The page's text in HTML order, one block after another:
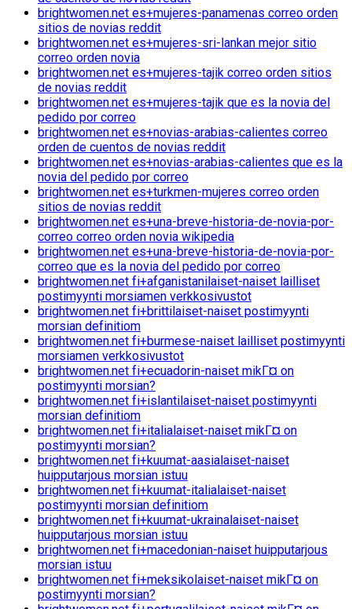
brightwomen.net es+mujeres-panamenas correo orden
sitios de novias reddit
brightwomen.net es+mujeres-sri-lankan mejor sitio
correo orden novia
brightwomen.net es+mujeres-tajik correo orden sitios
de novias reddit
brightwomen.net es+mujeres-tajik que es la novia del
pedido por correo
brightwomen.net es+novias-arabias-calientes correo
orden de cuentos de novias reddit
brightwomen.net es+novias-arabias-calientes que es la
novia del pedido por correo
brightwomen.net es+turkmen-mujeres correo orden
sitios de novias reddit
brightwomen.net es+una-breve-historia-de-novia-por-
correo correo orden novia wikipedia
brightwomen.net es+una-breve-historia-de-novia-por-
correo que es la novia del pedido por correo
brightwomen.net fi+afganistanilaiset-naiset lailliset
postimyynti morsiamen verkkosivustot
brightwomen.net fi+brittilaiset-naiset postimyynti
morsian definitiom
brightwomen.net fi+burmese-naiset lailliset postimyynti
morsiamen verkkosivustot
brightwomen.net fi+ecuadorin-naiset mikГ¤ on
postimyynti morsian?
brightwomen.net fi+islantilaiset-naiset postimyynti
morsian definitiom
brightwomen.net fi+italialaiset-naiset mikГ¤ on
postimyynti morsian?
brightwomen.net fi+kuumat-aasialaiset-naiset
huipputarjous morsian istuu
brightwomen.net fi+kuumat-italialaiset-naiset
postimyynti morsian definitiom
brightwomen.net fi+kuumat-ukrainalaiset-naiset
huipputarjous morsian istuu
brightwomen.net fi+macedonian-naiset huipputarjous
morsian istuu
brightwomen.net fi+meksikolaiset-naiset mikГ¤ on
postimyynti morsian?